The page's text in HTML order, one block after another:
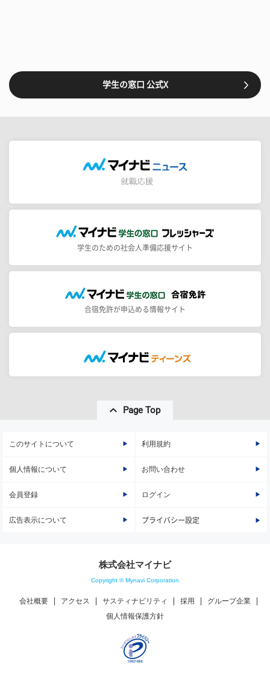
学生の窓口 公式X
学生のための社会人準備応援サイト
合宿免許が申込める情報サイト
Page Top
このサイトについて 利用規約
個人情報について お問い合わせ
会員登録 ログイン
広告表示について プライバシー設定
株式会社マイナビ
Copyright © Mynavi Corporation
会社概要 アクセス サスティナビリティ 採用
グループ企業
個人情報保護方針